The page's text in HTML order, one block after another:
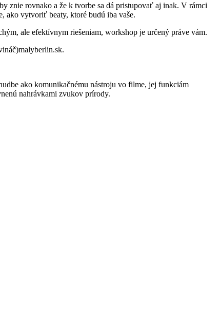
znie rovnako a že k tvorbe sa dá pristupovať aj inak. V rámci
ako vytvoriť beaty, ktoré budú iba vaše.
ale efektívnym riešeniam, workshop je určený práve vám.
ako komunikačnému nástroju vo filme, jej funkciám
nahrávkami zvukov prírody.